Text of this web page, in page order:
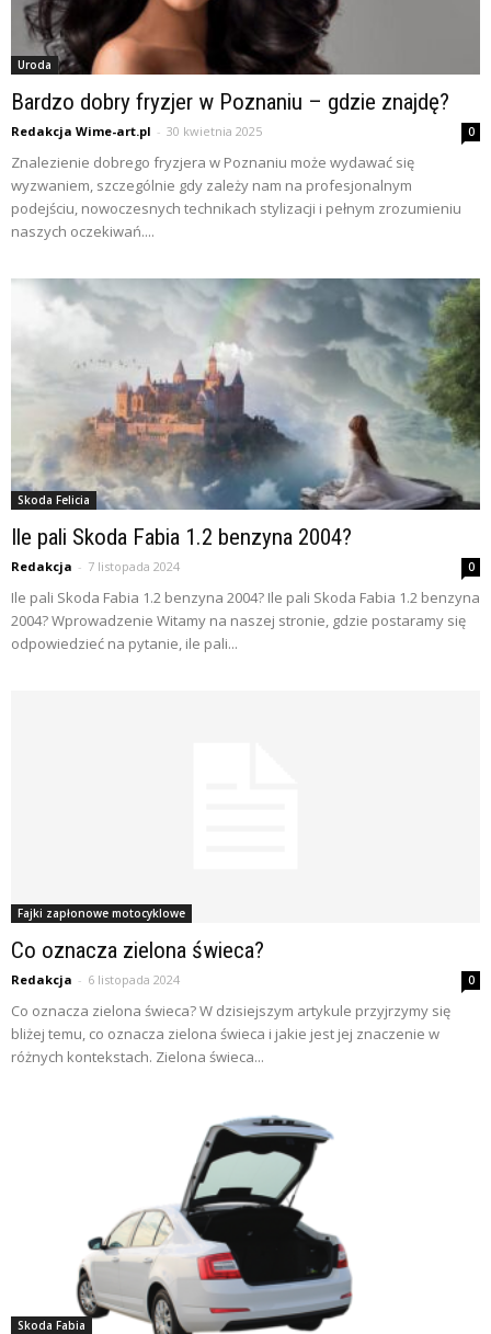
Uroda
Bardzo dobry fryzjer w Poznaniu – gdzie znajdę?
Redakcja Wime-art.pl - 30 kwietnia 2025 0
Znalezienie dobrego fryzjera w Poznaniu może wydawać się
wyzwaniem, szczególnie gdy zależy nam na profesjonalnym
podejściu, nowoczesnych technikach stylizacji i pełnym zrozumieniu
naszych oczekiwań....
Skoda Felicia
Ile pali Skoda Fabia 1.2 benzyna 2004?
Redakcja - 7 listopada 2024 0
Ile pali Skoda Fabia 1.2 benzyna 2004? Ile pali Skoda Fabia 1.2 benzyna
2004? Wprowadzenie Witamy na naszej stronie, gdzie postaramy się
odpowiedzieć na pytanie, ile pali...
Fajki zapłonowe motocyklowe
Co oznacza zielona świeca?
Redakcja - 6 listopada 2024 0
Co oznacza zielona świeca? W dzisiejszym artykule przyjrzymy się
bliżej temu, co oznacza zielona świeca i jakie jest jej znaczenie w
różnych kontekstach. Zielona świeca...
Skoda Fabia